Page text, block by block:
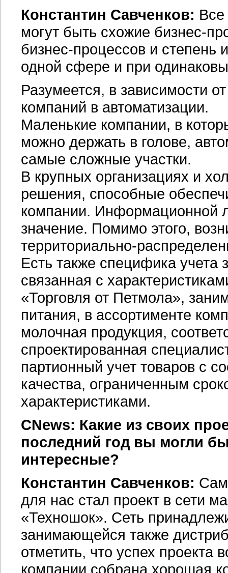
Константин Савченков:
могут быть схожие бизнес-
бизнес-процессов и степень
одной сфере и при
Разумеется, в зависимости
компаний в автоматизации.
Маленькие компании, в
можно держать в голове,
самые сложные участки.
В крупных организациях и
решения, способные
компании. Информационной
значение. Помимо этого,
территориально-
Есть также специфика учета
связанная с
«Торговля от Петмола»,
питания, в ассортименте
молочная продукция,
спроектированная
партионный учет товаров с
качества, ограниченным
характеристиками.
CNews: Какие из своих
последний год вы могли
интересные?
Константин Савченков:
для нас стал проект в сети
«Техношок». Сеть
занимающейся также
отметить, что успех проекта
компании собрана хорошая